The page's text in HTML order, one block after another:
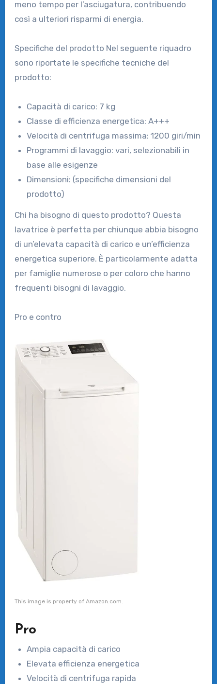
meno tempo per l’asciugatura, contribuendo
così a ulteriori risparmi di energia.
Specifiche del prodotto Nel seguente riquadro
sono riportate le specifiche tecniche del
prodotto:
Capacità di carico: 7 kg
Classe di efficienza energetica: A+++
Velocità di centrifuga massima: 1200 giri/min
Programmi di lavaggio: vari, selezionabili in
base alle esigenze
Dimensioni: (specifiche dimensioni del
prodotto)
Chi ha bisogno di questo prodotto? Questa
lavatrice è perfetta per chiunque abbia bisogno
di un’elevata capacità di carico e un’efficienza
energetica superiore. È particolarmente adatta
per famiglie numerose o per coloro che hanno
frequenti bisogni di lavaggio.
Pro e contro
This image is property of Amazon.com.
Pro
Ampia capacità di carico
Elevata efficienza energetica
Velocità di centrifuga rapida